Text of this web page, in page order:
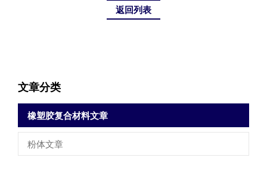
返回列表
文章分类
橡塑胶复合材料文章
粉体文章